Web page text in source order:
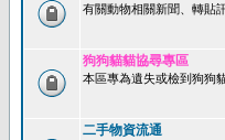
有關動物相關新聞、轉貼
狗狗貓貓協尋專區
本區專為遺失或檢到狗狗
二手物資流通